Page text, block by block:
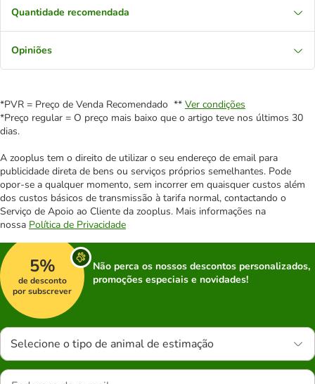
Quantidade recomendada
Opiniões
*PVR = Preço de Venda Recomendado ** Ver condições
*Preço regular = O preço mais baixo que o artigo teve nos últimos 30
dias.
A zooplus tem o direito de utilizar o seu endereço de email para
publicidade direta de bens ou serviços próprios semelhantes. Pode
opor-se a qualquer momento, sem incorrer em quaisquer custos além
dos custos básicos de transmissão à tarifa normal, contactando o
Serviço de Apoio ao Cliente da zooplus. Mais informações na
nossa Política de Privacidade
5%
de desconto
por subscrever
Não perca os nossos descontos personalizados,
promoções especiais e novidades!
Selecione o tipo de animal de estimação